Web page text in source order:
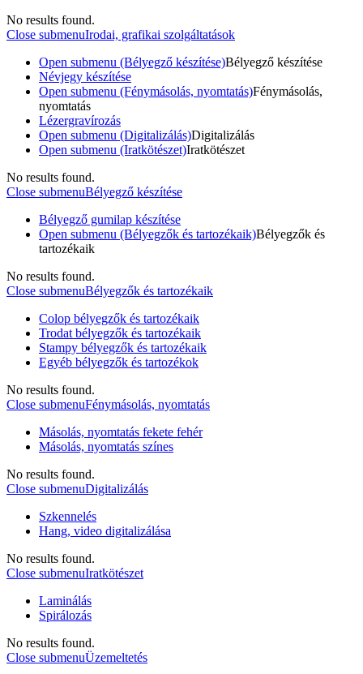
No results found.
Close submenuIrodai, grafikai szolgáltatások
Open submenu (Bélyegző készítése)Bélyegző készítése
Névjegy készítése
Open submenu (Fénymásolás, nyomtatás)Fénymásolás,
nyomtatás
Lézergravírozás
Open submenu (Digitalizálás)Digitalizálás
Open submenu (Iratkötészet)Iratkötészet
No results found.
Close submenuBélyegző készítése
Bélyegző gumilap készítése
Open submenu (Bélyegzők és tartozékaik)Bélyegzők és
tartozékaik
No results found.
Close submenuBélyegzők és tartozékaik
Colop bélyegzők és tartozékaik
Trodat bélyegzők és tartozékaik
Stampy bélyegzők és tartozékaik
Egyéb bélyegzők és tartozékok
No results found.
Close submenuFénymásolás, nyomtatás
Másolás, nyomtatás fekete fehér
Másolás, nyomtatás színes
No results found.
Close submenuDigitalizálás
Szkennelés
Hang, video digitalizálása
No results found.
Close submenuIratkötészet
Laminálás
Spirálozás
No results found.
Close submenuÜzemeltetés